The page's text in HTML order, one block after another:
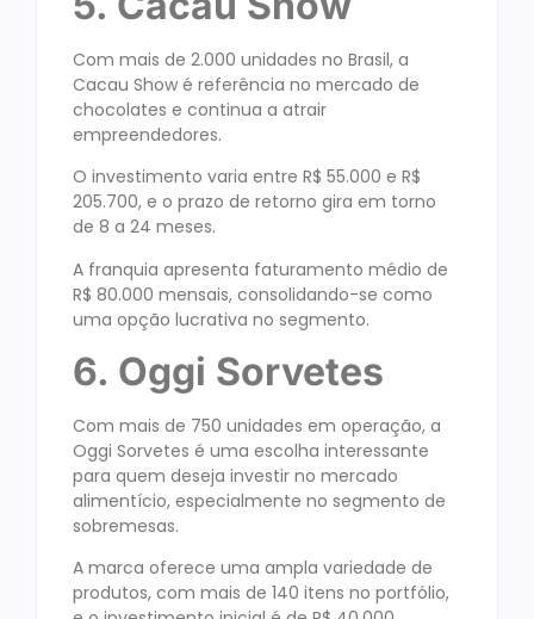
Com mais de 2.000 unidades no Brasil, a
Cacau Show é referência no mercado de
chocolates e continua a atrair
empreendedores.
O investimento varia entre R$ 55.000 e R$
205.700, e o prazo de retorno gira em torno
de 8 a 24 meses.
A franquia apresenta faturamento médio de
R$ 80.000 mensais, consolidando-se como
uma opção lucrativa no segmento.
6. Oggi Sorvetes
Com mais de 750 unidades em operação, a
Oggi Sorvetes é uma escolha interessante
para quem deseja investir no mercado
alimentício, especialmente no segmento de
sobremesas.
A marca oferece uma ampla variedade de
produtos, com mais de 140 itens no portfólio,